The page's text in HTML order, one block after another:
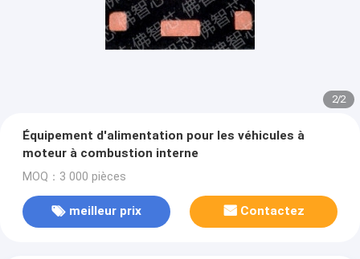
2/2
Équipement d'alimentation pour les véhicules à
moteur à combustion interne
MOQ：3 000 pièces
meilleur prix Contactez